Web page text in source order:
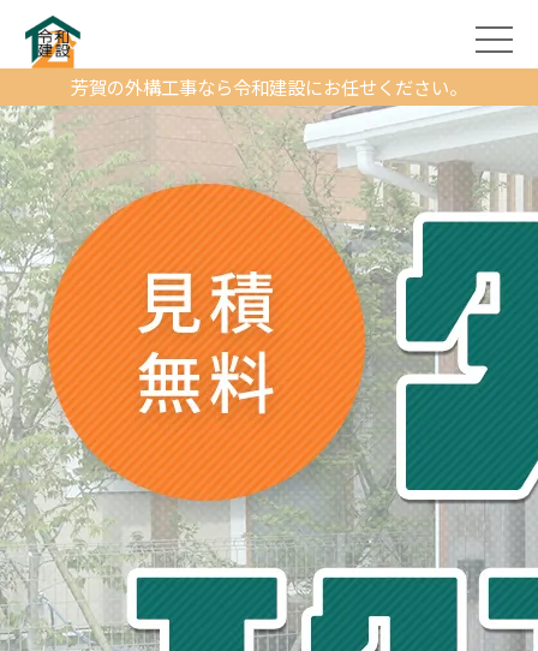
芳賀の外構工事なら令和建設にお任せください。